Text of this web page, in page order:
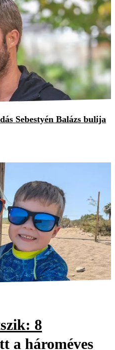
Sebestyén Balázs bulija
8
a hároméves